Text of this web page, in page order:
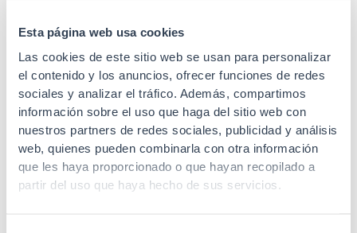
Esta página web usa cookies
Las cookies de este sitio web se usan para personalizar
el contenido y los anuncios, ofrecer funciones de redes
sociales y analizar el tráfico. Además, compartimos
información sobre el uso que haga del sitio web con
nuestros partners de redes sociales, publicidad y análisis
web, quienes pueden combinarla con otra información
que les haya proporcionado o que hayan recopilado a
partir del uso que haya hecho de sus servicios.
SKU: 31E2466T
19" Outdoor Rack Cabinets
Rack cabinet 19″ 24U
outdoor floor standing,
depth 600 mm, width 600
mm, with canopy